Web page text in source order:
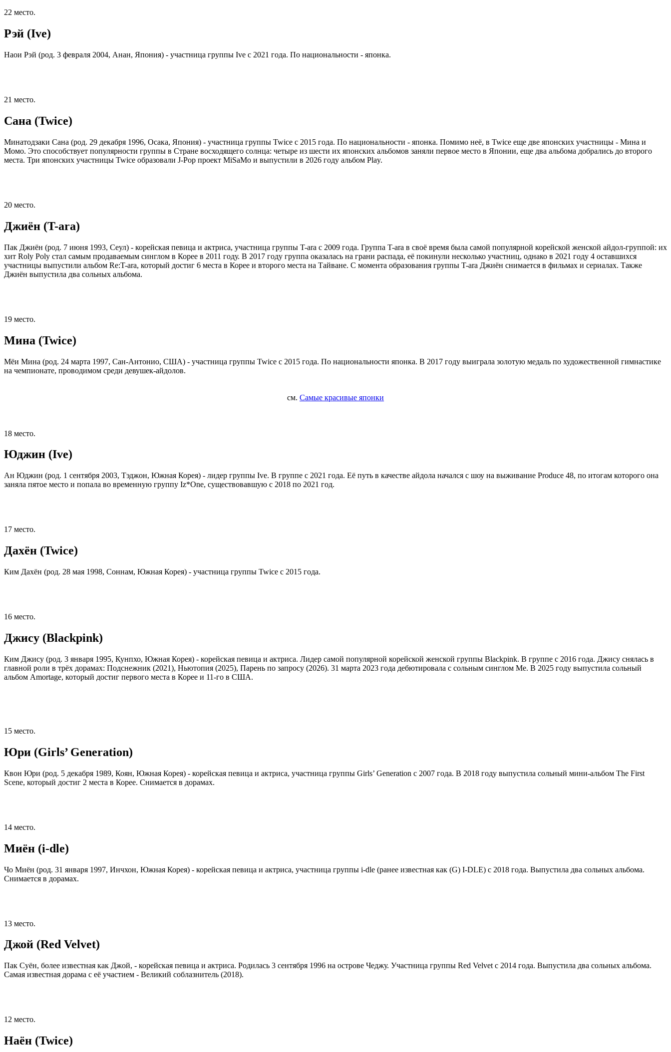
22 место.
Рэй (Ive)
Наои Рэй (род. 3 февраля 2004, Анан, Япония) - участница группы Ive с 2021 года. По национальности - японка.
21 место.
Сана (Twice)
Минатодзаки Сана (род. 29 декабря 1996, Осака, Япония) - участница группы Twice с 2015 года. По национальности - японка. Помимо неё, в Twice еще две японских участницы - Мина и
Момо. Это способствует популярности группы в Стране восходящего солнца: четыре из шести их японских альбомов заняли первое место в Японии, еще два альбома добрались до второго
места. Три японских участницы Twice образовали J-Pop проект MiSaMo и выпустили в 2026 году альбом Play.
20 место.
Джиён (T-ara)
Пак Джиён (род. 7 июня 1993, Сеул) - корейская певица и актриса, участница группы T-ara с 2009 года. Группа T-ara в своё время была самой популярной корейской женской айдол-группой: их
хит Roly Poly стал самым продаваемым синглом в Корее в 2011 году. В 2017 году группа оказалась на грани распада, её покинули несколько участниц, однако в 2021 году 4 оставшихся
участницы выпустили альбом Re:T-ara, который достиг 6 места в Корее и второго места на Тайване. С момента образования группы T-ara Джиён снимается в фильмах и сериалах. Также
Джиён выпустила два сольных альбома.
19 место.
Мина (Twice)
Мёи Мина (род. 24 марта 1997, Сан-Антонио, США) - участница группы Twice с 2015 года. По национальности японка. В 2017 году выиграла золотую медаль по художественной гимнастике
на чемпионате, проводимом среди девушек-айдолов.
см. Самые красивые японки
18 место.
Юджин (Ive)
Ан Юджин (род. 1 сентября 2003, Тэджон, Южная Корея) - лидер группы Ive. В группе с 2021 года. Её путь в качестве айдола начался с шоу на выживание Produce 48, по итогам которого она
заняла пятое место и попала во временную группу Iz*One, существовавшую с 2018 по 2021 год.
17 место.
Дахён (Twice)
Ким Дахён (род. 28 мая 1998, Соннам, Южная Корея) - участница группы Twice с 2015 года.
16 место.
Джису (Blackpink)
Ким Джису (род. 3 января 1995, Кунпхо, Южная Корея) - корейская певица и актриса. Лидер самой популярной корейской женской группы Blackpink. В группе с 2016 года. Джису снялась в
главной роли в трёх дорамах: Подснежник (2021), Ньютопия (2025), Парень по запросу (2026). 31 марта 2023 года дебютировала с сольным синглом Me. В 2025 году выпустила сольный
альбом Amortage, который достиг первого места в Корее и 11-го в США.
15 место.
Юри (Girls’ Generation)
Квон Юри (род. 5 декабря 1989, Коян, Южная Корея) - корейская певица и актриса, участница группы Girls’ Generation с 2007 года. В 2018 году выпустила сольный мини-альбом The First
Scene, который достиг 2 места в Корее. Снимается в дорамах.
14 место.
Миён (i-dle)
Чо Миён (род. 31 января 1997, Инчхон, Южная Корея) - корейская певица и актриса, участница группы i-dle (ранее известная как (G) I-DLE) с 2018 года. Выпустила два сольных альбома.
Снимается в дорамах.
13 место.
Джой (Red Velvet)
Пак Суён, более известная как Джой, - корейская певица и актриса. Родилась 3 сентября 1996 на острове Чеджу. Участница группы Red Velvet с 2014 года. Выпустила два сольных альбома.
Самая известная дорама с её участием - Великий соблазнитель (2018).
12 место.
Наён (Twice)